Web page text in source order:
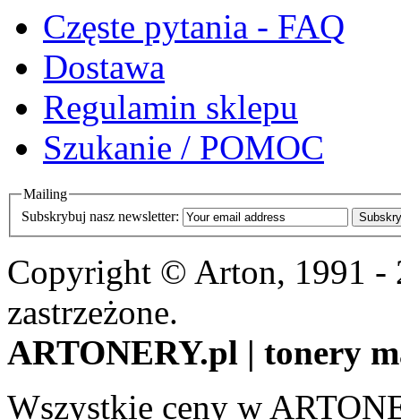
Częste pytania - FAQ
Dostawa
Regulamin sklepu
Szukanie / POMOC
Mailing
Subskrybuj nasz newsletter:
Copyright © Arton, 1991 -
zastrzeżone.
ARTONERY.pl | tonery
Wszystkie ceny w